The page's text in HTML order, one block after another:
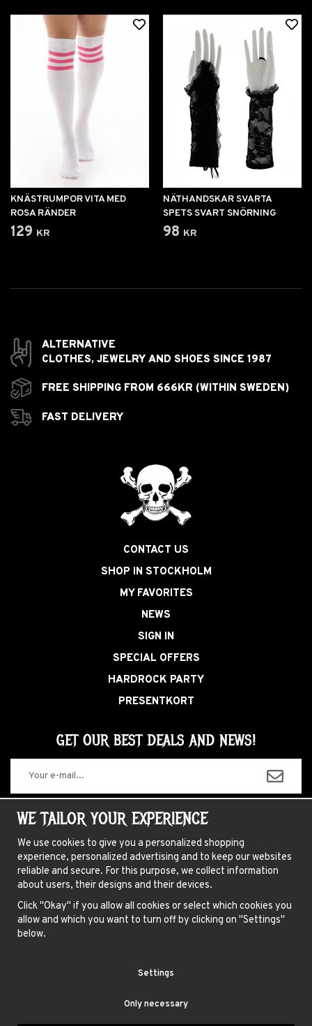
KNÄSTRUMPOR VITA MED
ROSA RÄNDER
129 kr
NÄTHANDSKAR SVARTA
SPETS SVART SNÖRNING
98 kr
ALTERNATIVE
CLOTHES, JEWELRY AND SHOES SINCE 1987
FREE SHIPPING FROM 666KR (WITHIN SWEDEN)
FAST DELIVERY
CONTACT US
SHOP IN STOCKHOLM
MY FAVORITES
NEWS
SIGN IN
SPECIAL OFFERS
HARDROCK PARTY
PRESENTKORT
GET OUR BEST DEALS AND NEWS!
ABOUT US
NEWSLETTER
FAQ
TERMS
WE TAILOR YOUR EXPERIENCE
We use cookies to give you a personalized shopping
experience, personalized advertising and to keep our websites
reliable and secure. For this purpose, we collect information
about users, their designs and their devices.
Click "Okay" if you allow all cookies or select which cookies you
allow and which you want to turn off by clicking on "Settings"
below.
Settings
Only necessary